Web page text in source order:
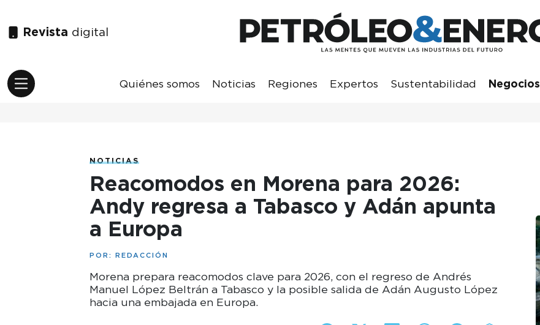
Revista digital
Quiénes somos Noticias Regiones Expertos Sustentabilidad Negocios
NOTICIAS
Reacomodos en Morena para 2026:
Andy regresa a Tabasco y Adán apunta
a Europa
POR: REDACCIÓN
Morena prepara reacomodos clave para 2026, con el regreso de Andrés
Manuel López Beltrán a Tabasco y la posible salida de Adán Augusto López
hacia una embajada en Europa.